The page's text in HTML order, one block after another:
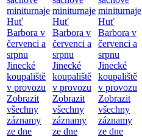
miniturnaje
Huť
Barbora v
červenci a
srpnu
Jinecké
koupaliště
v provozu
Zobrazit
všechny
záznamy
ze dne
miniturnaje
Huť
Barbora v
červenci a
srpnu
Jinecké
koupaliště
v provozu
Zobrazit
všechny
záznamy
ze dne
miniturnaje
Huť
Barbora v
červenci a
srpnu
Jinecké
koupaliště
v provozu
Zobrazit
všechny
záznamy
ze dne